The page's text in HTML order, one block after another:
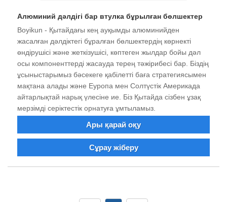
Алюминий дәлдігі бар втулка бұрылған бөлшектер
Boyikun - Қытайдағы кең ауқымды алюминийден
жасалған дәлдіктегі бұралған бөлшектердің көрнекті
өндірушісі және жеткізушісі, көптеген жылдар бойы дәл
осы компоненттерді жасауда терең тәжірибесі бар. Біздің
ұсыныстарымыз бәсекеге қабілетті баға стратегиясымен
мақтана алады және Еуропа мен Солтүстік Америкада
айтарлықтай нарық үлесіне ие. Біз Қытайда сізбен ұзақ
мерзімді серіктестік орнатуға ұмтыламыз.
Ары қарай оқу
Сұрау жіберу